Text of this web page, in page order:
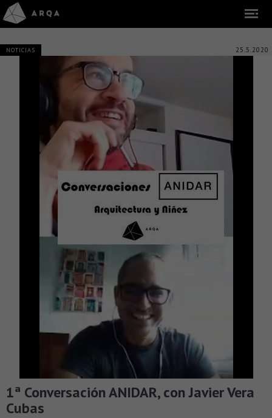
NOTICIAS 25.5.2020
1ª Conversación ANIDAR, con Javier Vera
Cubas